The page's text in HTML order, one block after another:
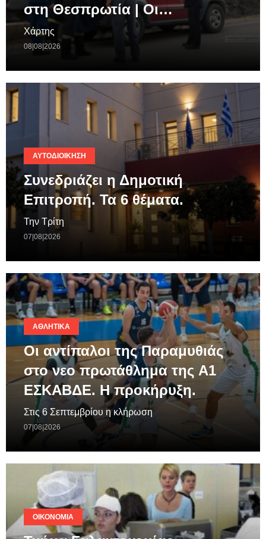
στη Θεσπρωτία | Οι…
Χάρτης
08|08|2026
ΑΥΤΟΔΙΟΊΚΗΣΗ
Συνεδριάζει η Δημοτική
Επιτροπή. Τα 6 θέματα.
Την Τρίτη
07|08|2026
ΑΘΛΗΤΙΚΆ
Οι αντίπαλοι της Παραμυθιάς
στο νεο πρωτάθλημα της A1
ΕΣΚΑΒΔΕ. Η προκήρυξη.
Στις 6 Σεπτεμβρίου η κλήρωση
07|08|2026
ΟΙΚΟΝΟΜΊΑ